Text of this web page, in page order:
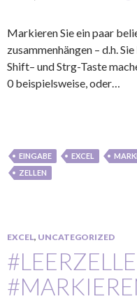
Markieren Sie ein paar
zusammenhängen – d.h.
Shift– und Strg-Taste
0 beispielsweise, oder…
EINGABE EXCEL
ZELLEN
EXCEL, UNCATEGORIZED